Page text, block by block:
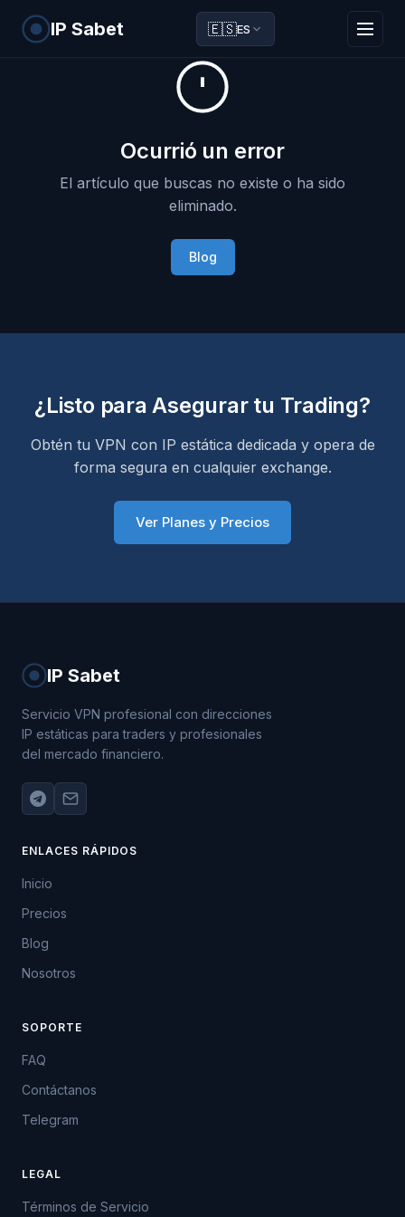
IP Sabet 🇪🇸ES
Ocurrió un error
El artículo que buscas no existe o ha sido
eliminado.
Blog
¿Listo para Asegurar tu Trading?
Obtén tu VPN con IP estática dedicada y opera de
forma segura en cualquier exchange.
Ver Planes y Precios
IP Sabet
Servicio VPN profesional con direcciones
IP estáticas para traders y profesionales
del mercado financiero.
ENLACES RÁPIDOS
Inicio
Precios
Blog
Nosotros
SOPORTE
FAQ
Contáctanos
Telegram
LEGAL
Términos de Servicio